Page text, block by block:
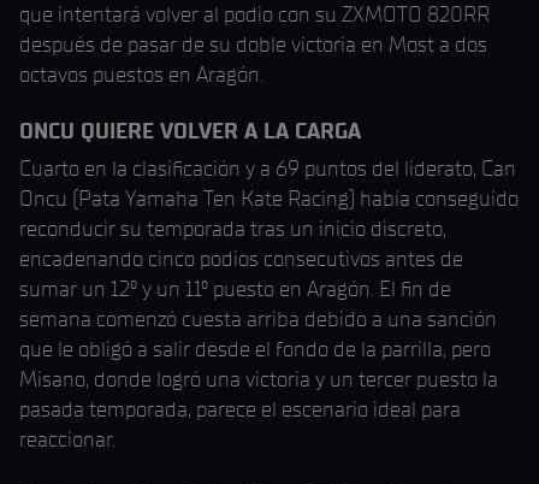
que intentará volver al podio con su ZXMOTO 820RR
después de pasar de su doble victoria en Most a dos
octavos puestos en Aragón.
ONCU QUIERE VOLVER A LA CARGA
Cuarto en la clasificación y a 69 puntos del liderato, Can
Oncu (Pata Yamaha Ten Kate Racing) había conseguido
reconducir su temporada tras un inicio discreto,
encadenando cinco podios consecutivos antes de
sumar un 12º y un 11º puesto en Aragón. El fin de
semana comenzó cuesta arriba debido a una sanción
que le obligó a salir desde el fondo de la parrilla, pero
Misano, donde logró una victoria y un tercer puesto la
pasada temporada, parece el escenario ideal para
reaccionar.